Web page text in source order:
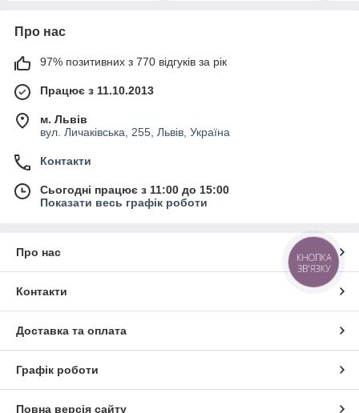
Про нас
97% позитивних з 770 відгуків за рік
Працює з 11.10.2013
м. Львів
вул. Личаківська, 255, Львів, Україна
Контакти
Сьогодні працює з 11:00 до 15:00
Показати весь графік роботи
Про нас
Контакти
Доставка та оплата
Графік роботи
Повна версія сайту
КНОПКА
ЗВ'ЯЗКУ